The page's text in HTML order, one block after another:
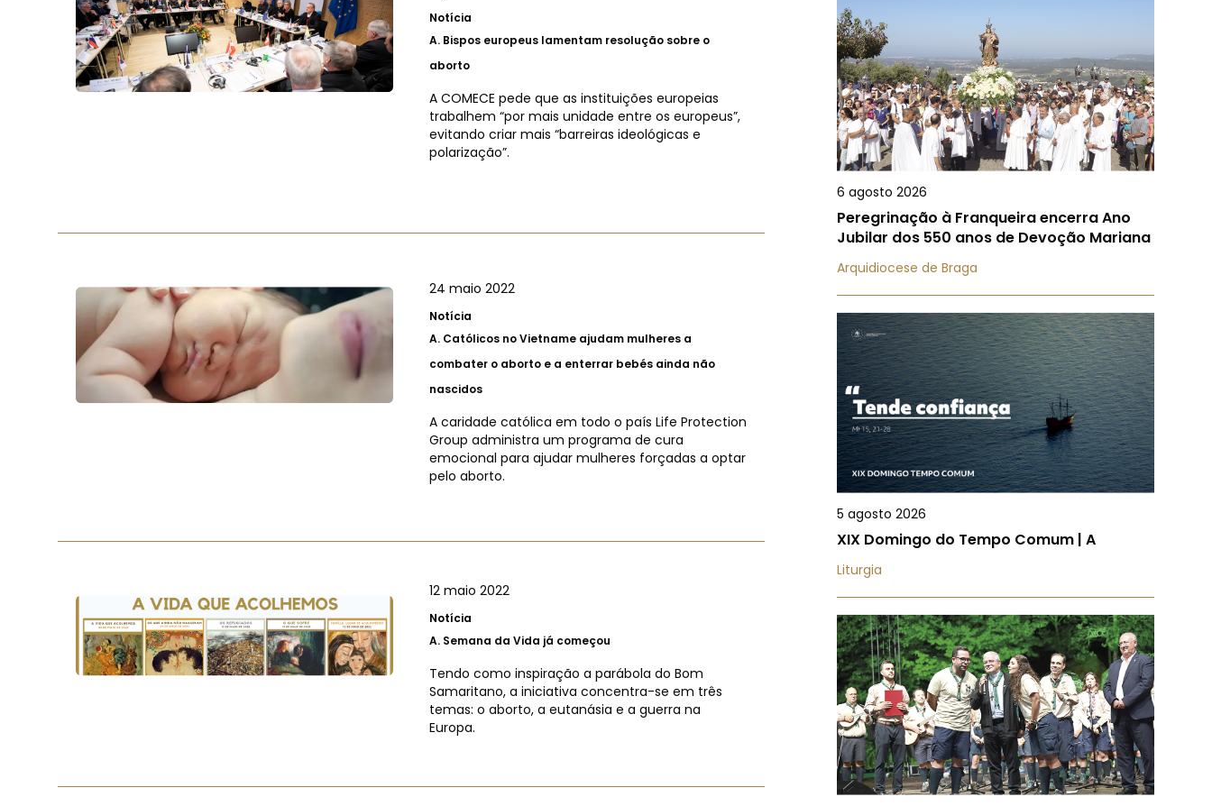
Notícia
A. Bispos europeus lamentam resolução sobre o
aborto
A COMECE pede que as instituições europeias
trabalhem “por mais unidade entre os europeus”,
evitando criar mais “barreiras ideológicas e
polarização”.
24 maio 2022
Notícia
A. Católicos no Vietname ajudam mulheres a
combater o aborto e a enterrar bebés ainda não
nascidos
A caridade católica em todo o país Life Protection
Group administra um programa de cura
emocional para ajudar mulheres forçadas a optar
pelo aborto.
12 maio 2022
Notícia
A. Semana da Vida já começou
Tendo como inspiração a parábola do Bom
Samaritano, a iniciativa concentra-se em três
temas: o aborto, a eutanásia e a guerra na
Europa.
6 agosto 2026
Peregrinação à Franqueira encerra Ano
Jubilar dos 550 anos de Devoção Mariana
Arquidiocese de Braga
5 agosto 2026
XIX Domingo do Tempo Comum | A
Liturgia